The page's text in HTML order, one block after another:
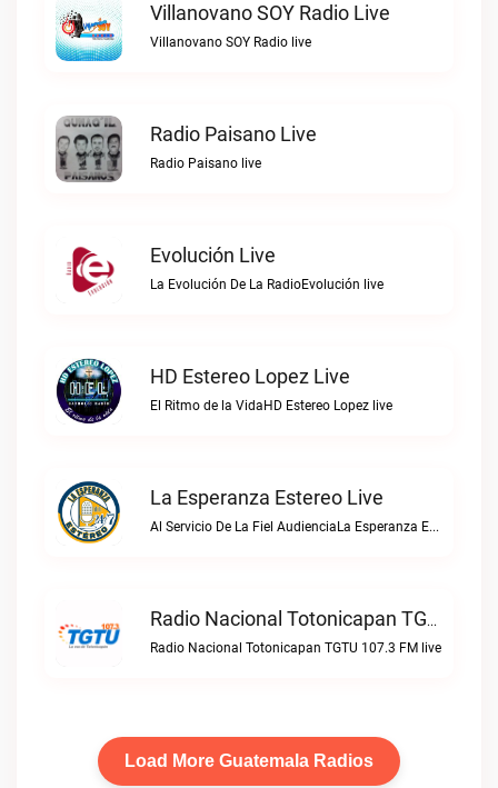
Villanovano SOY Radio Live
Villanovano SOY Radio live
Radio Paisano Live
Radio Paisano live
Evolución Live
La Evolución De La RadioEvolución live
HD Estereo Lopez Live
El Ritmo de la VidaHD Estereo Lopez live
La Esperanza Estereo Live
Al Servicio De La Fiel AudienciaLa Esperanza Estereo live
Radio Nacional Totonicapan TGTU 107.3 FM Live
Radio Nacional Totonicapan TGTU 107.3 FM live
Load More Guatemala Radios